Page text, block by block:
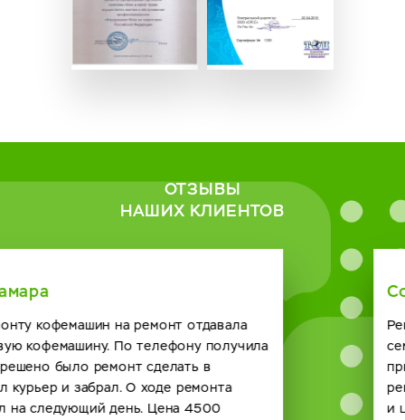
ОТЗЫВЫ
НАШИХ КЛИЕНТОВ
Солодская Римма
Ремонт нужен был кофейному автомату в нашем
семейном кафе. Созвонились с сервисным центром о
приезде мастера договорились. Справился он с
ремонтом на отлично и по времени быстро получилось
и цена за услугу вполне демократичная. Будем